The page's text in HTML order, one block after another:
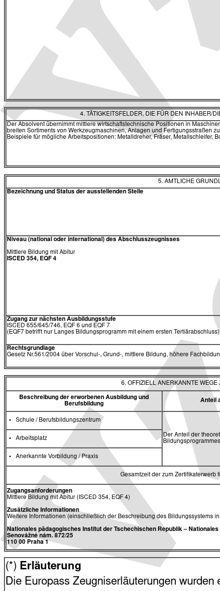
4. TÄTIGKEITSFELDER, DIE FÜR DEN INHABER/
Der Absolvent übernimmt mittlere wirtschaftstechnische Positionen in
breiten Sortiments von Werkzeugmaschinen, Anlagen und Fertigungsstraßen
Beispiele für mögliche Arbeitspositionen: Metalldreher, Fräser, Metallschleifer,
5. AMTLICHE
Bezeichnung und Status der ausstellenden Stelle
Niveau (national oder international) des Abschlusszeugnisses
Mittlere Bildung mit Abitur
ISCED 354, EQF 4
Zugang zur nächsten Ausbildungsstufe
ISCED 655/645/746, EQF 6 und EQF 7
(EQF7 betrifft nur Langes Bildungsprogramm mit einem ersten Tertiärabschluss)
Rechtsgrundlage
Gesetz Nr.561/2004 über Vorschul-, Grund-, mittlere Bildung, höhere
6. OFFIZIELL ANERKANNTE
Beschreibung der erworbenen Ausbildung und
Berufsbildung
Anteil
Schule / Berufsbildungszentrum
Der Anteil der
Arbeitsplatz
Anerkannte Vorbildung / Praxis
Gesamtzeit der zum
Zugangsanforderungen
Mittlere Bildung mit Abitur (ISCED 354, EQF 4)
Zusätzliche Informationen
Weitere Informationen (einschließlich der Beschreibung des Bildungssystems
Nationales pädagogisches Institut der Tschechischen Republik–
Senovážné nám. 872/25
110 00 Praha 1
(*) Erläuterung
Die Europass Zeugniserläuterungen